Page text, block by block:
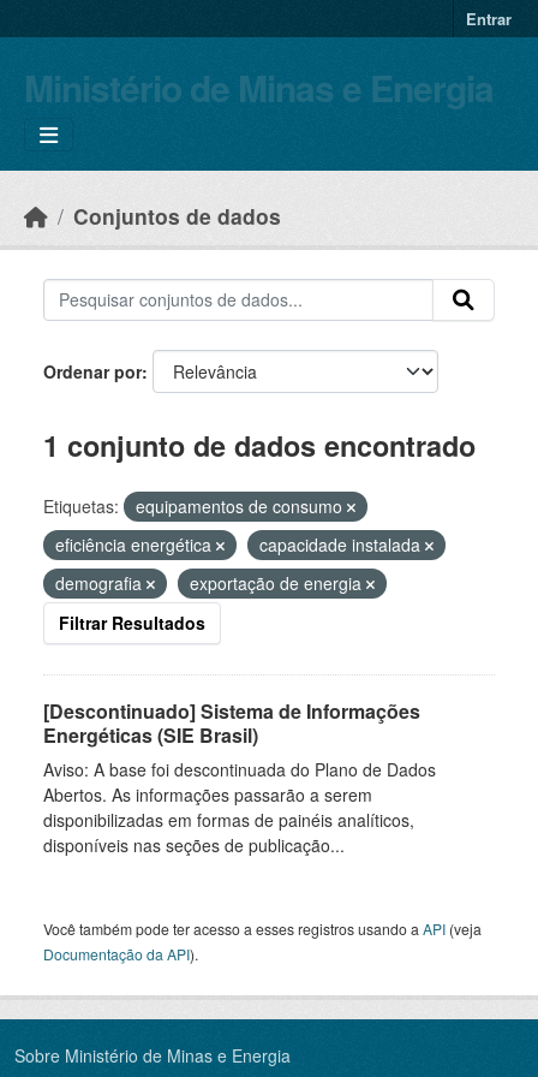
Entrar
Ministério de Minas e Energia
Conjuntos de dados
Ordenar por
1 conjunto de dados encontrado
Etiquetas:
equipamentos de consumo
eficiência energética
capacidade instalada
demografia
exportação de energia
Filtrar Resultados
[Descontinuado] Sistema de Informações
Energéticas (SIE Brasil)
Aviso: A base foi descontinuada do Plano de Dados
Abertos. As informações passarão a serem
disponibilizadas em formas de painéis analíticos,
disponíveis nas seções de publicação...
Você também pode ter acesso a esses registros usando a API (veja
Documentação da API).
Sobre Ministério de Minas e Energia